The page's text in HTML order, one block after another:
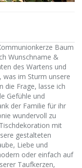
Baum
Wunschname &
des Wartens und
was im Sturm unsere
die Frage, lasse ich
Gefühle und
der Familie für ihr
wundervoll zu
mit
gestalteten
Liebe und
oder einfach auf
Taufkerzen,